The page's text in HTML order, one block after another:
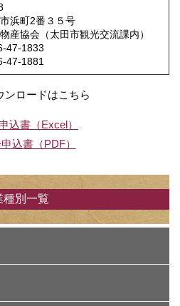
浜町2番３５号
産協会（太田市観光交流課内）
47-1833
47-1881
ンロードはこちら
込書（Excel）
込書（PDF）
種別一覧